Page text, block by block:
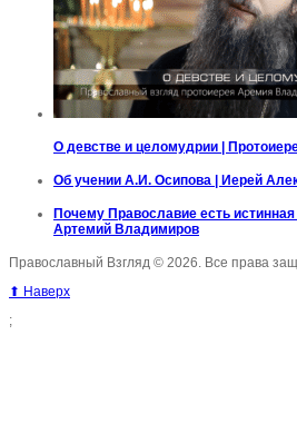
О девстве и целомудрии |
Об учении А.И. Осипова | Иерей
Почему Православие есть
Артемий Владимиров
Православный Взгляд © 2026. Все права
⬆ Наверх
;